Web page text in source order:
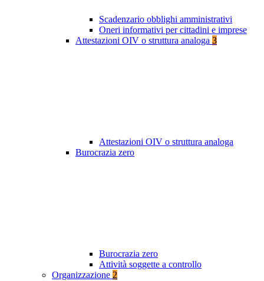
Scadenzario obblighi amministrativi
Oneri informativi per cittadini e imprese
Attestazioni OIV o struttura analoga 3
Attestazioni OIV o struttura analoga
Burocrazia zero
Burocrazia zero
Attività soggette a controllo
Organizzazione 2